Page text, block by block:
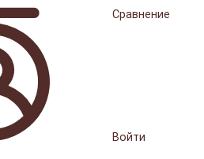
Сравнение
Войти